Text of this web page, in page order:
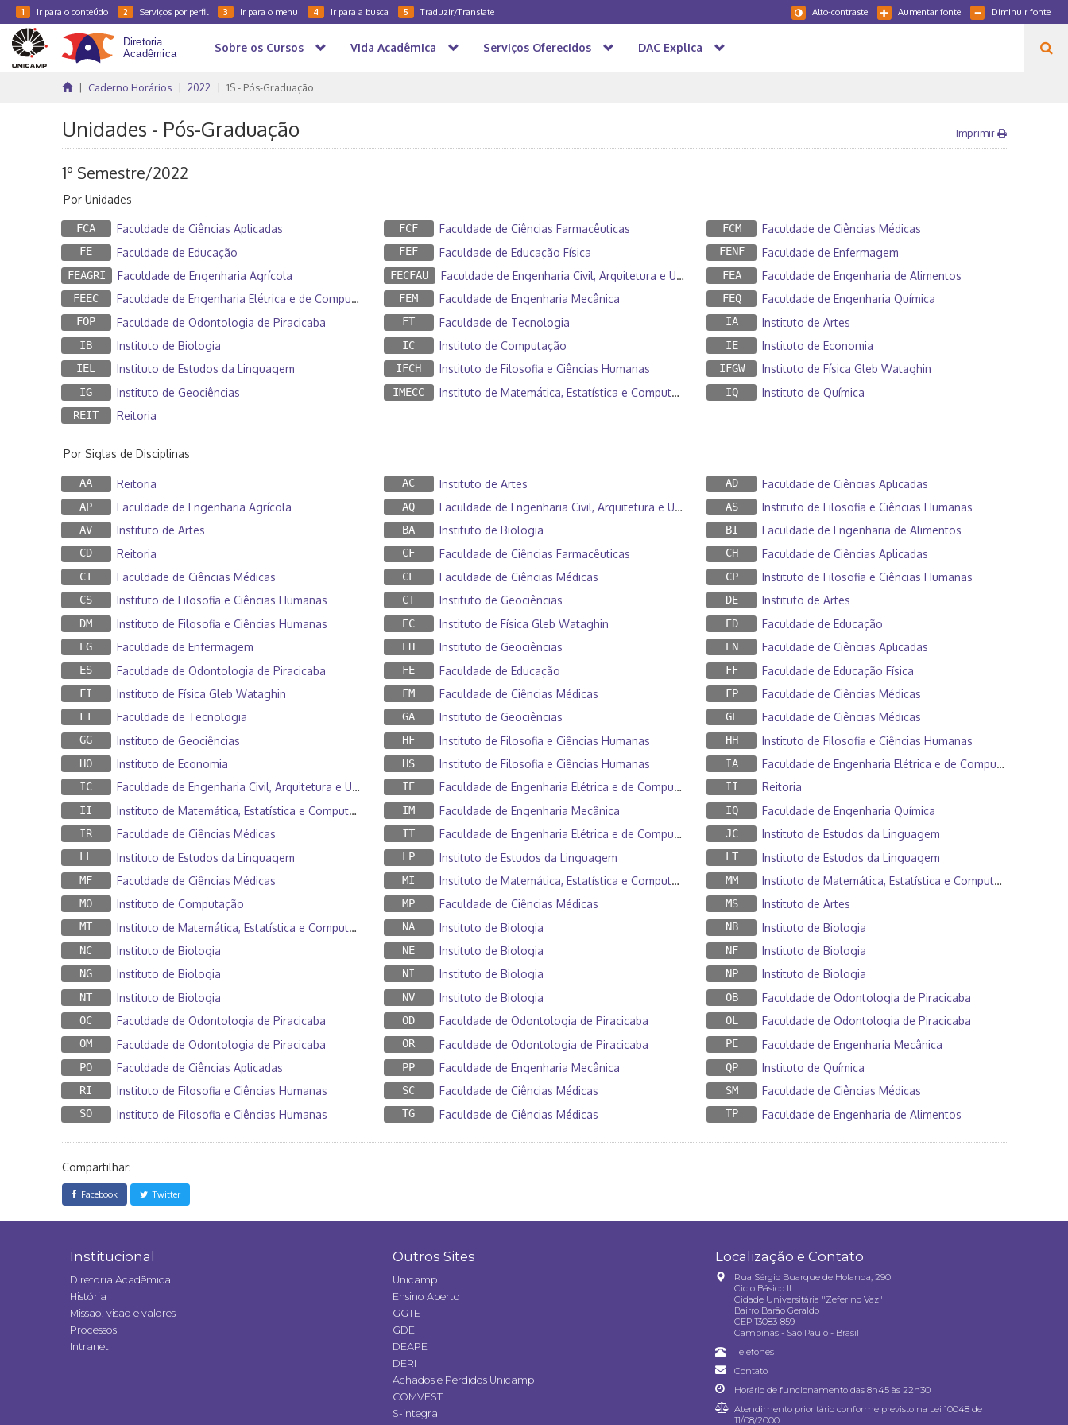
1 Ir para o conteúdo 2 Serviços por perfil 3 Ir para o menu 4 Ir para a busca 5 Traduzir/Translate Diminuir fonte
Aumentar fonte
Alto-contraste
Sobre os Cursos Vida Acadêmica Serviços Oferecidos DAC Explica
Caderno Horários 2022 1S - Pós-Graduação
Unidades - Pós-Graduação Imprimir
1º Semestre/2022
Por Unidades
FCA Faculdade de Ciências Aplicadas FCF Faculdade de Ciências Farmacêuticas FCM Faculdade de Ciências Médicas
FE Faculdade de Educação FEF Faculdade de Educação Física FENF Faculdade de Enfermagem
FEAGRI Faculdade de Engenharia Agrícola FECFAU Faculdade de Engenharia Civil, Arquitetura e Urbanismo FEA Faculdade de Engenharia de Alimentos
FEEC Faculdade de Engenharia Elétrica e de Computação FEM Faculdade de Engenharia Mecânica FEQ Faculdade de Engenharia Química
FOP Faculdade de Odontologia de Piracicaba FT Faculdade de Tecnologia IA Instituto de Artes
IB Instituto de Biologia IC Instituto de Computação IE Instituto de Economia
IEL Instituto de Estudos da Linguagem IFCH Instituto de Filosofia e Ciências Humanas IFGW Instituto de Física Gleb Wataghin
IG Instituto de Geociências IMECC Instituto de Matemática, Estatística e Computação Científica IQ Instituto de Química
REIT Reitoria
Por Siglas de Disciplinas
AA Reitoria AC Instituto de Artes AD Faculdade de Ciências Aplicadas
AP Faculdade de Engenharia Agrícola AQ Faculdade de Engenharia Civil, Arquitetura e Urbanismo AS Instituto de Filosofia e Ciências Humanas
AV Instituto de Artes BA Instituto de Biologia BI Faculdade de Engenharia de Alimentos
CD Reitoria CF Faculdade de Ciências Farmacêuticas CH Faculdade de Ciências Aplicadas
CI Faculdade de Ciências Médicas CL Faculdade de Ciências Médicas CP Instituto de Filosofia e Ciências Humanas
CS Instituto de Filosofia e Ciências Humanas CT Instituto de Geociências DE Instituto de Artes
DM Instituto de Filosofia e Ciências Humanas EC Instituto de Física Gleb Wataghin ED Faculdade de Educação
EG Faculdade de Enfermagem EH Instituto de Geociências EN Faculdade de Ciências Aplicadas
ES Faculdade de Odontologia de Piracicaba FE Faculdade de Educação FF Faculdade de Educação Física
FI Instituto de Física Gleb Wataghin FM Faculdade de Ciências Médicas FP Faculdade de Ciências Médicas
FT Faculdade de Tecnologia GA Instituto de Geociências GE Faculdade de Ciências Médicas
GG Instituto de Geociências HF Instituto de Filosofia e Ciências Humanas HH Instituto de Filosofia e Ciências Humanas
HO Instituto de Economia HS Instituto de Filosofia e Ciências Humanas IA Faculdade de Engenharia Elétrica e de Computação
IC Faculdade de Engenharia Civil, Arquitetura e Urbanismo IE Faculdade de Engenharia Elétrica e de Computação II Reitoria
II Instituto de Matemática, Estatística e Computação Científica IM Faculdade de Engenharia Mecânica IQ Faculdade de Engenharia Química
IR Faculdade de Ciências Médicas IT Faculdade de Engenharia Elétrica e de Computação JC Instituto de Estudos da Linguagem
LL Instituto de Estudos da Linguagem LP Instituto de Estudos da Linguagem LT Instituto de Estudos da Linguagem
MF Faculdade de Ciências Médicas MI Instituto de Matemática, Estatística e Computação Científica MM Instituto de Matemática, Estatística e Computação Científica
MO Instituto de Computação MP Faculdade de Ciências Médicas MS Instituto de Artes
MT Instituto de Matemática, Estatística e Computação Científica NA Instituto de Biologia NB Instituto de Biologia
NC Instituto de Biologia NE Instituto de Biologia NF Instituto de Biologia
NG Instituto de Biologia NI Instituto de Biologia NP Instituto de Biologia
NT Instituto de Biologia NV Instituto de Biologia OB Faculdade de Odontologia de Piracicaba
OC Faculdade de Odontologia de Piracicaba OD Faculdade de Odontologia de Piracicaba OL Faculdade de Odontologia de Piracicaba
OM Faculdade de Odontologia de Piracicaba OR Faculdade de Odontologia de Piracicaba PE Faculdade de Engenharia Mecânica
PO Faculdade de Ciências Aplicadas PP Faculdade de Engenharia Mecânica QP Instituto de Química
RI Instituto de Filosofia e Ciências Humanas SC Faculdade de Ciências Médicas SM Faculdade de Ciências Médicas
SO Instituto de Filosofia e Ciências Humanas TG Faculdade de Ciências Médicas TP Faculdade de Engenharia de Alimentos
Compartilhar:
Facebook Twitter
Institucional
Diretoria Acadêmica
História
Missão, visão e valores
Processos
Intranet
Outros Sites
Unicamp
Ensino Aberto
GGTE
GDE
DEAPE
DERI
Achados e Perdidos Unicamp
COMVEST
S-integra
Localização e Contato
Rua Sérgio Buarque de Holanda, 290
Ciclo Básico II
Cidade Universitária "Zeferino Vaz"
Bairro Barão Geraldo
CEP 13083-859
Campinas - São Paulo - Brasil
Telefones
Contato
Horário de funcionamento das 8h45 às 22h30
Atendimento prioritário conforme previsto na Lei 10048 de
11/08/2000